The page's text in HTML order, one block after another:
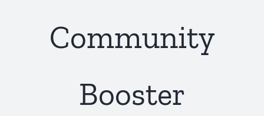
Community
Booster